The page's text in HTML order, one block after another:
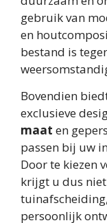
gebruik van
en
bestand is
Bovendien
exclusieve
maat en
passen bij uw
Door te kiezen
krijgt u dus
persoonlijk